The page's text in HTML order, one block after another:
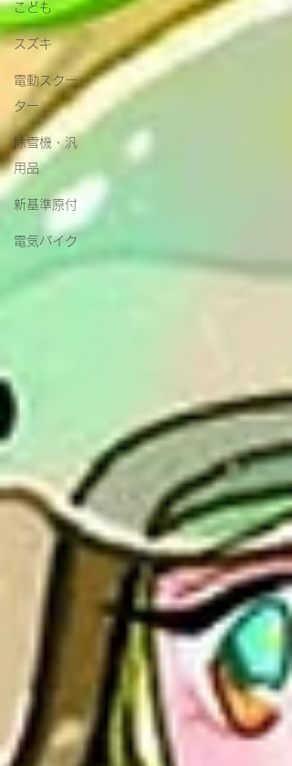
こども
スズキ
電動スクー
ター
除雪機・汎
用品
新基準原付
電気バイク